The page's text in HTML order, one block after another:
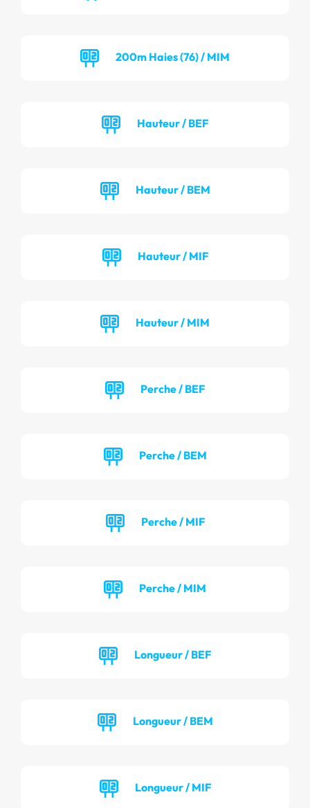
200m Haies (76) / MIM
Hauteur / BEF
Hauteur / BEM
Hauteur / MIF
Hauteur / MIM
Perche / BEF
Perche / BEM
Perche / MIF
Perche / MIM
Longueur / BEF
Longueur / BEM
Longueur / MIF